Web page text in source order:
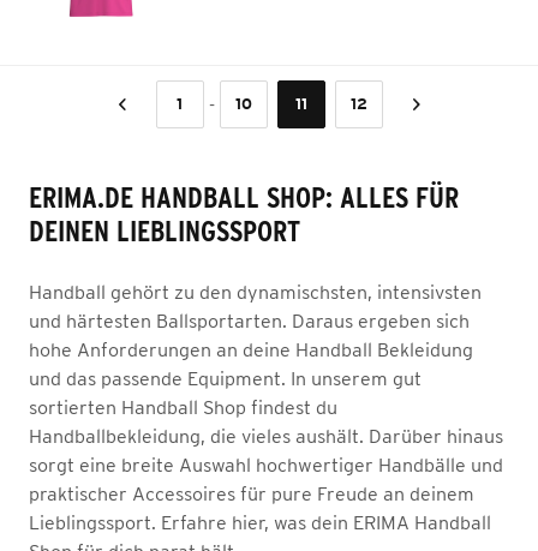
1 - 10 11 12
ERIMA.DE HANDBALL SHOP: ALLES FÜR
DEINEN LIEBLINGSSPORT
Handball gehört zu den dynamischsten, intensivsten
und härtesten Ballsportarten. Daraus ergeben sich
hohe Anforderungen an deine Handball Bekleidung
und das passende Equipment. In unserem gut
sortierten Handball Shop findest du
Handballbekleidung, die vieles aushält. Darüber hinaus
sorgt eine breite Auswahl hochwertiger Handbälle und
praktischer Accessoires für pure Freude an deinem
Lieblingssport. Erfahre hier, was dein ERIMA Handball